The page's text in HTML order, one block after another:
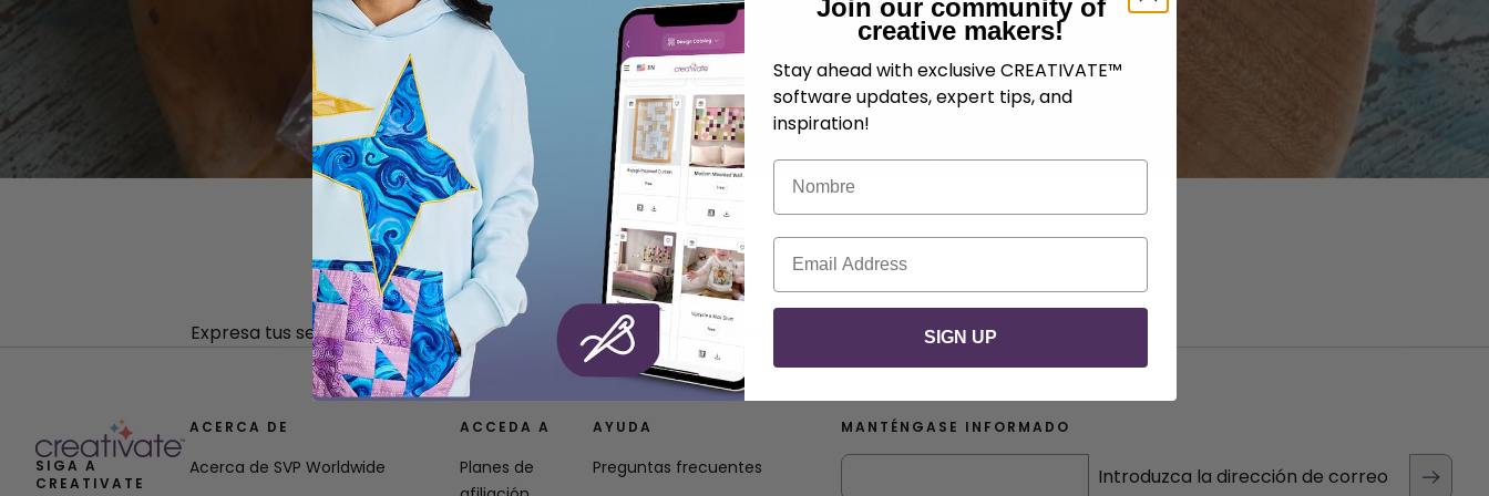
Expresa tus sentimientos a familiares y amigos con esta bolsaCree .
SIGA A
CREATIVATE
ACERCA DE
Acerca de SVP Worldwide
ACCEDA A
Planes de
AYUDA
Preguntas frecuentes
MANTÉNGASE INFORMADO
Introduzca la dirección de correo
Join our community of
creative makers!
Stay ahead with exclusive CREATIVATE™
software updates, expert tips, and
inspiration!
Nombre
Correo electrónico
SIGN UP